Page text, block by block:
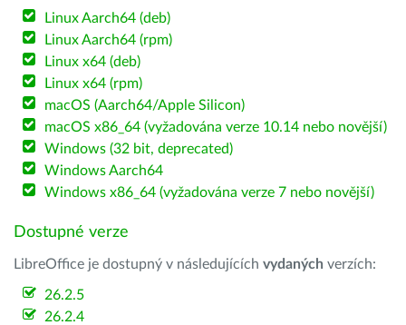
Linux Aarch64 (deb)
Linux Aarch64 (rpm)
Linux x64 (deb)
Linux x64 (rpm)
macOS (Aarch64/Apple Silicon)
macOS x86_64 (vyžadována verze 10.14 nebo novější)
Windows (32 bit, deprecated)
Windows Aarch64
Windows x86_64 (vyžadována verze 7 nebo novější)
Dostupné verze
LibreOffice je dostupný v následujících vydaných verzích:
26.2.5
26.2.4